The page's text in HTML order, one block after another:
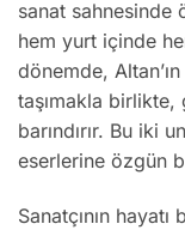
sanat sahnesinde
hem yurt içinde
dönemde,
taşımakla birlikte,
barındırır. Bu iki
eserlerine özgün
Sanatçının